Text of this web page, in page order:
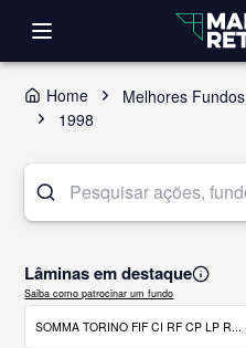
Home Melhores Fundos
1998
Lâminas em destaque
Saiba como patrocinar um fundo
SOMMA TORINO FIF CI RF CP LP R...